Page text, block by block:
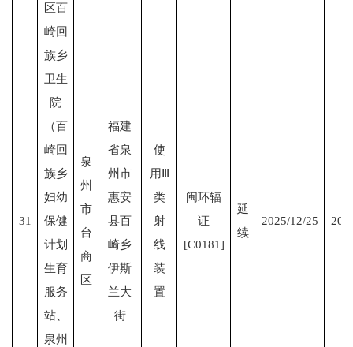
31
区百
崎回
族乡
卫生
院
（百
崎回
族乡
妇幼
保健
计划
生育
服务
站、
泉州
泉
州
市
台
商
区
福建
省泉
州市
惠安
县百
崎乡
伊斯
兰大
街
使
用Ⅲ
类
射
线
装
置
闽环辐
证
[C0181]
延
续
2025/12/25